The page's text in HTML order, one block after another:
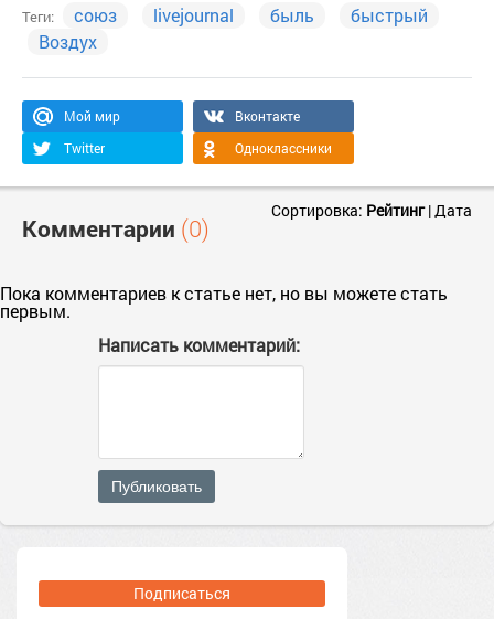
Теги: союз livejournal быль
быстрый
Воздух
Мой мир
Вконтакте
Twitter
Одноклассники
Комментарии (0)
Сортировка: Рейтинг|Дата
Пока комментариев к статье нет, но вы можете стать
первым.
Написать комментарий:
Публиковать
Подписаться